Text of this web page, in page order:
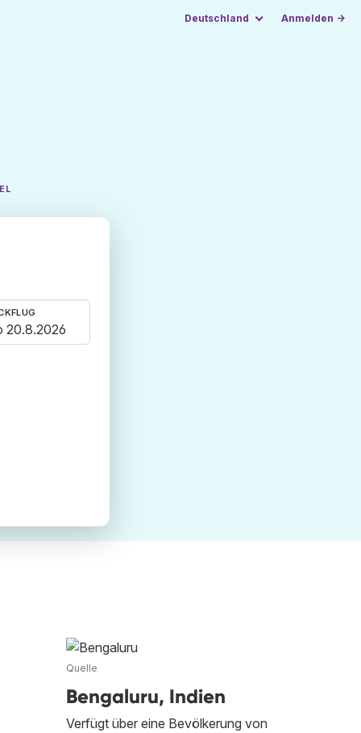
Deutschland Anmelden →
Quelle
Bengaluru, Indien
Verfügt über eine Bevölkerung von